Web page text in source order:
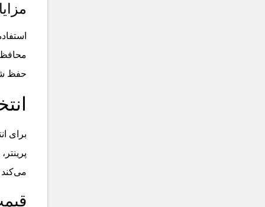
حفظ
برای
می‌کند